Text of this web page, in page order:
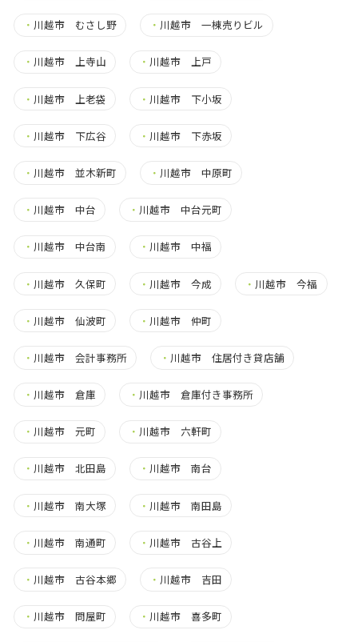
・ 川越市 むさし野 ・ 川越市 一棟売りビル
・ 川越市 上寺山 ・ 川越市 上戸
・ 川越市 上老袋 ・ 川越市 下小坂
・ 川越市 下広谷 ・ 川越市 下赤坂
・ 川越市 並木新町 ・ 川越市 中原町
・ 川越市 中台 ・ 川越市 中台元町
・ 川越市 中台南 ・ 川越市 中福
・ 川越市 久保町 ・ 川越市 今成 ・ 川越市 今福
・ 川越市 仙波町 ・ 川越市 仲町
・ 川越市 会計事務所 ・ 川越市 住居付き貸店舗
・ 川越市 倉庫 ・ 川越市 倉庫付き事務所
・ 川越市 元町 ・ 川越市 六軒町
・ 川越市 北田島 ・ 川越市 南台
・ 川越市 南大塚 ・ 川越市 南田島
・ 川越市 南通町 ・ 川越市 古谷上
・ 川越市 古谷本郷 ・ 川越市 吉田
・ 川越市 問屋町 ・ 川越市 喜多町